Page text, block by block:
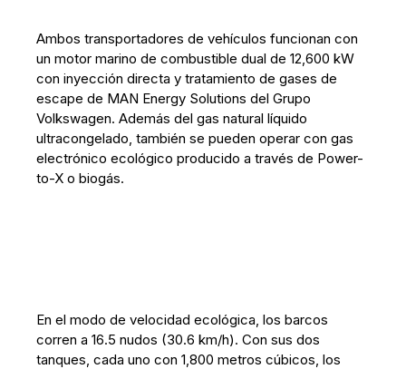
Ambos transportadores de vehículos funcionan con
un motor marino de combustible dual de 12,600 kW
con inyección directa y tratamiento de gases de
escape de MAN Energy Solutions del Grupo
Volkswagen. Además del gas natural líquido
ultracongelado, también se pueden operar con gas
electrónico ecológico producido a través de Power-
to-X o biogás.
En el modo de velocidad ecológica, los barcos
corren a 16.5 nudos (30.6 km/h). Con sus dos
tanques, cada uno con 1,800 metros cúbicos, los